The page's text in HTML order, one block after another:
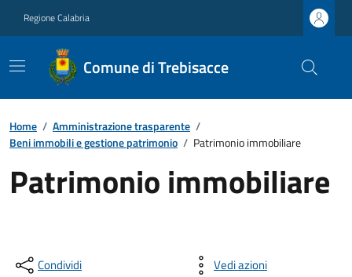
Regione Calabria
Comune di Trebisacce
Home / Amministrazione trasparente /
Beni immobili e gestione patrimonio / Patrimonio immobiliare
Patrimonio immobiliare
Condividi Vedi azioni